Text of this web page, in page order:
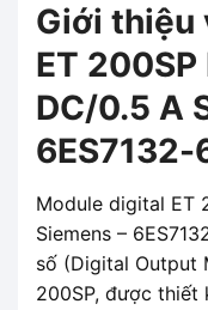
Giới thiệu
ET
DC/0.5 A
Module digital ET
Siemens –
số (Digital Output
200SP, được thiết